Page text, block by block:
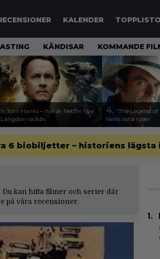
KALENDER
KÄNDISAR KOMMANDE
Tom Hanks – här är Netflix nya
skådis
4. ”The Legend
Neills sista roller
6 biobiljetter – historiens lägsta
kan hitta filmer och serier där
på våra recensioner.